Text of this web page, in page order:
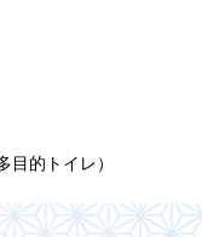
目的トイレ）